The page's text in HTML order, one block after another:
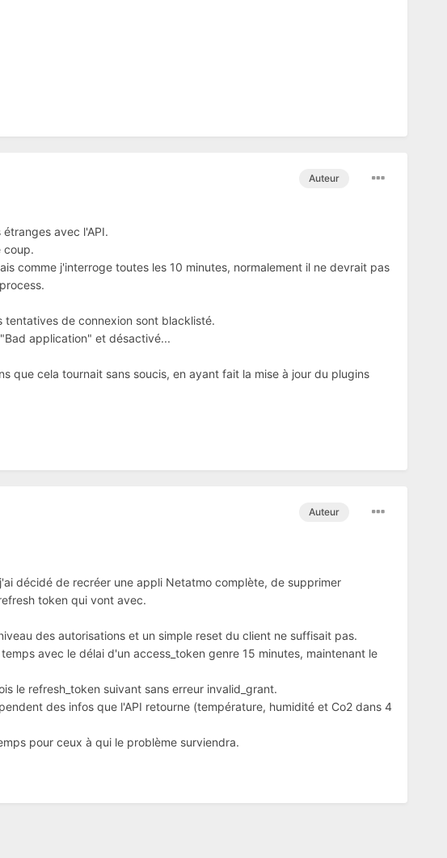
Auteur
avec l'API.
coup.
comme j'interroge toutes les 10 minutes, normalement il ne devrait pas
tentatives de connexion sont blacklisté.
application" et désactivé...
que cela tournait sans soucis, en ayant fait la mise à jour du plugins
Auteur
décidé de recréer une appli Netatmo complète, de supprimer
token qui vont avec.
des autorisations et un simple reset du client ne suffisait pas.
avec le délai d'un access_token genre 15 minutes, maintenant le
le refresh_token suivant sans erreur invalid_grant.
des infos que l'API retourne (température, humidité et Co2 dans 4
pour ceux à qui le problème surviendra.